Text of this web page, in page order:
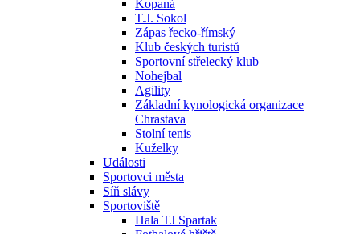
Kopaná
T.J. Sokol
Zápas řecko-římský
Klub českých turistů
Sportovní střelecký klub
Nohejbal
Agility
Základní kynologická organizace
Chrastava
Stolní tenis
Kuželky
Události
Sportovci města
Síň slávy
Sportoviště
Hala TJ Spartak